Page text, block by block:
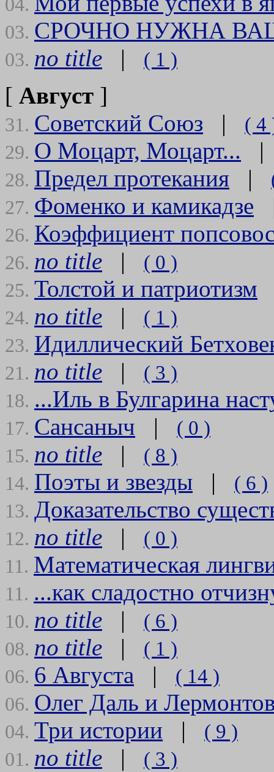
04.
03. СРОЧНО НУЖНА
03. no title | ( 1 )
[ Август ]
31. Советский Союз | ( 4
29. О Моцарт, Моцарт...
28. Предел протекания |
27. Фоменко и камикадзе
26. Коэффициент
26. no title | ( 0 )
25. Толстой и патриотизм
24. no title | ( 1 )
23. Идиллический
21. no title | ( 3 )
18. ...Иль в Булгарина
17. Сансаныч | ( 0 )
15. no title | ( 8 )
14. Поэты и звезды | ( 6 )
13. Доказательство
12. no title | ( 0 )
11. Математическая
11. ...как сладостно
10. no title | ( 6 )
08. no title | ( 1 )
06. 6 Августа | ( 14 )
06. Олег Даль и
04. Три истории | ( 9 )
01. no title | ( 3 )